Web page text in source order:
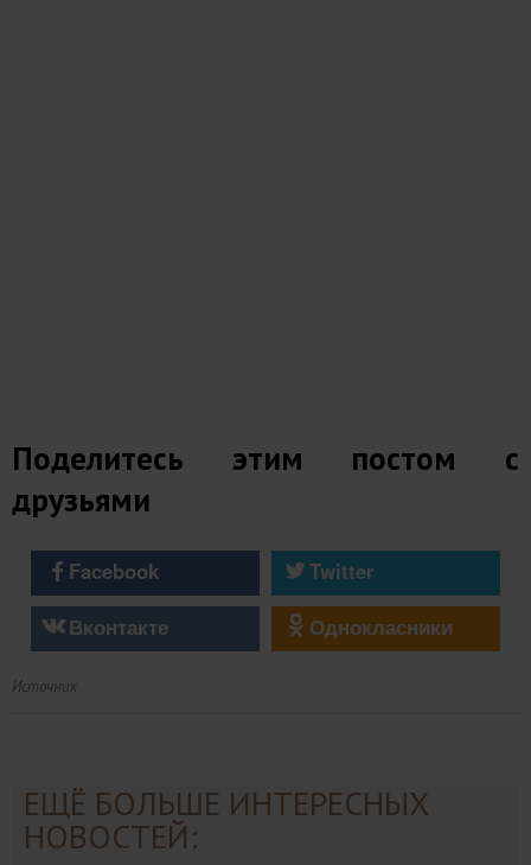
Поделитесь этим постом с
друзьями
Facebook
Twitter
Вконтакте
Однокласники
Источник
ЕЩЁ БОЛЬШЕ ИНТЕРЕСНЫХ
НОВОСТЕЙ: